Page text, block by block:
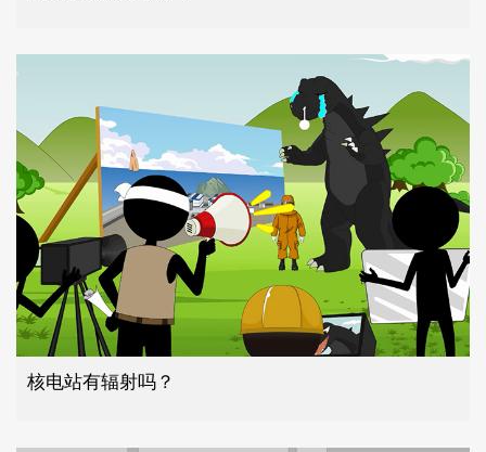
核电站有辐射吗？